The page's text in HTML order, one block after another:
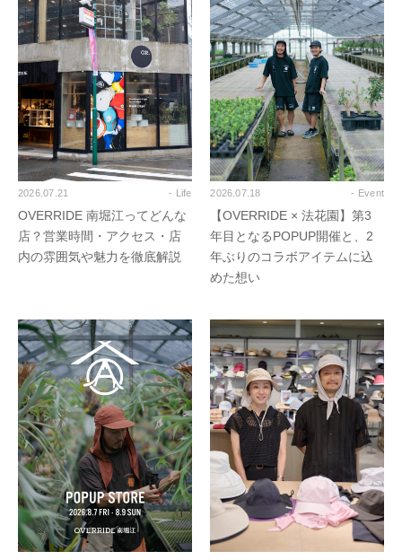
2026.07.21 - Life
OVERRIDE 南堀江ってどんな
店？営業時間・アクセス・店
内の雰囲気や魅力を徹底解説
2026.07.18 - Event
【OVERRIDE × 法花園】第3
年目となるPOPUP開催と、2
年ぶりのコラボアイテムに込
めた想い